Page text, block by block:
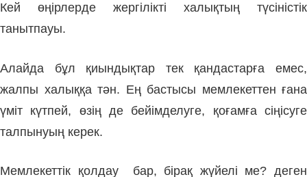
Кей өңірлерде жергілікті халықтың түсіністік
танытпауы.
Алайда бұл қиындықтар тек қандастарға емес,
жалпы халыққа тән. Ең бастысы мемлекеттен ғана
үміт күтпей, өзің де бейімделуге, қоғамға сіңісуге
талпынуың керек.
Мемлекеттік қолдау бар, бірақ жүйелі ме? деген